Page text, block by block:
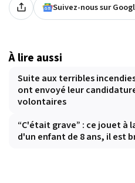
Suivez-nous sur
À lire aussi
Suite aux terribles
ont envoyé leur
volontaires
“C'était grave” : ce jouet à
d'un enfant de 8 ans, il est